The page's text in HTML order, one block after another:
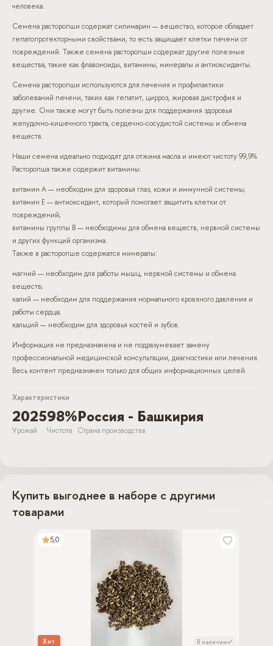
человека.
Семена расторопши содержат силимарин — вещество, которое обладает
гепатопротекторными свойствами, то есть защищает клетки печени от
повреждений. Также семена расторопши содержат другие полезные
вещества, такие как флавоноиды, витамины, минералы и антиоксиданты.
Семена расторопши используются для лечения и профилактики
заболеваний печени, таких как гепатит, цирроз, жировая дистрофия и
другие. Они также могут быть полезны для поддержания здоровья
желудочно-кишечного тракта, сердечно-сосудистой системы и обмена
веществ.
Наши семена идеально подходят для отжима масла и имеют чистоту 99,9%.
Расторопша также содержит витамины:
витамин А — необходим для здоровья глаз, кожи и иммунной системы;
витамин Е — антиоксидант, который помогает защитить клетки от
повреждений;
витамины группы В — необходимы для обмена веществ, нервной системы
и других функций организма.
Также в расторопше содержатся минералы:
магний — необходим для работы мышц, нервной системы и обмена
веществ;
калий — необходим для поддержания нормального кровяного давления и
работы сердца;
кальций — необходим для здоровья костей и зубов.
Информация не предназначена и не подразумевает замену
профессиональной медицинской консультации, диагностики или лечения.
Весь контент предназначен только для общих информационных целей.
Характеристики
2025
Урожай
98%
Чистота
Россия - Башкирия
Страна производства
Купить выгоднее в наборе с другими
товарами
5,0
Хит В наличии